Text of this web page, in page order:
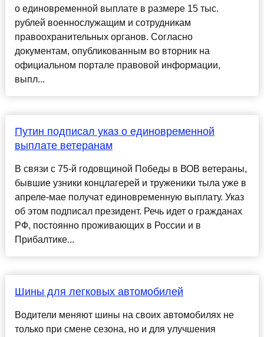
о единовременной выплате в размере 15 тыс.
рублей военнослужащим и сотрудникам
правоохранительных органов. Согласно
документам, опубликованным во вторник на
официальном портале правовой информации,
выпл...
Путин подписал указ о единовременной
выплате ветеранам
В связи с 75-й годовщиной Победы в ВОВ ветераны,
бывшие узники концлагерей и труженики тыла уже в
апреле-мае получат единовременную выплату. Указ
об этом подписал президент. Речь идет о гражданах
РФ, постоянно проживающих в России и в
Прибалтике...
Шины для легковых автомобилей
Водители меняют шины на своих автомобилях не
только при смене сезона, но и для улучшения